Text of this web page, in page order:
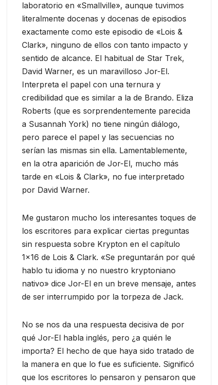
laboratorio en «Smallville», aunque tuvimos
literalmente docenas y docenas de episodios
exactamente como este episodio de «Lois &
Clark», ninguno de ellos con tanto impacto y
sentido de alcance. El habitual de Star Trek,
David Warner, es un maravilloso Jor-El.
Interpreta el papel con una ternura y
credibilidad que es similar a la de Brando. Eliza
Roberts (que es sorprendentemente parecida
a Susannah York) no tiene ningún diálogo,
pero parece el papel y las secuencias no
serían las mismas sin ella. Lamentablemente,
en la otra aparición de Jor-El, mucho más
tarde en «Lois & Clark», no fue interpretado
por David Warner.
Me gustaron mucho los interesantes toques de
los escritores para explicar ciertas preguntas
sin respuesta sobre Krypton en el capítulo
1×16 de Lois & Clark. «Se preguntarán por qué
hablo tu idioma y no nuestro kryptoniano
nativo» dice Jor-El en un breve mensaje, antes
de ser interrumpido por la torpeza de Jack.
No se nos da una respuesta decisiva de por
qué Jor-El habla inglés, pero ¿a quién le
importa? El hecho de que haya sido tratado de
la manera en que lo fue es suficiente. Significó
que los escritores lo pensaron y pensaron que